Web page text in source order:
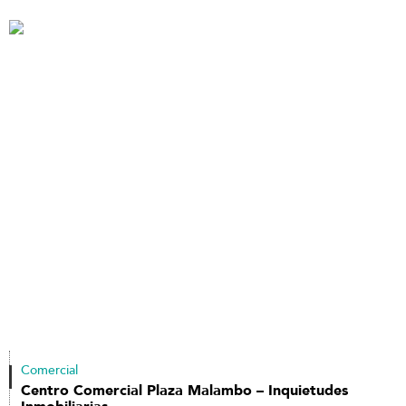
Comercial
Centro Comercial Plaza Malambo – Inquietudes